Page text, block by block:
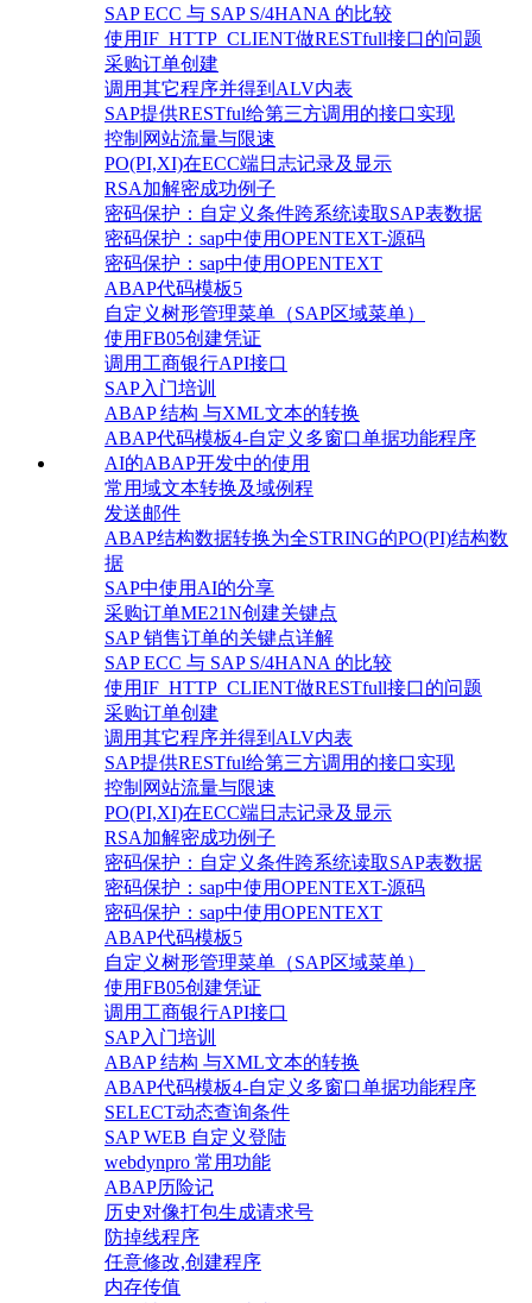
SAP ECC 与 SAP S/4HANA 的比较
使用IF_HTTP_CLIENT做RESTfull接口的问题
采购订单创建
调用其它程序并得到ALV内表
SAP提供RESTful给第三方调用的接口实现
控制网站流量与限速
PO(PI,XI)在ECC端日志记录及显示
RSA加解密成功例子
密码保护：自定义条件跨系统读取SAP表数据
密码保护：sap中使用OPENTEXT-源码
密码保护：sap中使用OPENTEXT
ABAP代码模板5
自定义树形管理菜单（SAP区域菜单）
使用FB05创建凭证
调用工商银行API接口
SAP入门培训
ABAP 结构 与XML文本的转换
ABAP代码模板4-自定义多窗口单据功能程序
AI的ABAP开发中的使用
常用域文本转换及域例程
发送邮件
ABAP结构数据转换为全STRING的PO(PI)结构数
据
SAP中使用AI的分享
采购订单ME21N创建关键点
SAP 销售订单的关键点详解
SAP ECC 与 SAP S/4HANA 的比较
使用IF_HTTP_CLIENT做RESTfull接口的问题
采购订单创建
调用其它程序并得到ALV内表
SAP提供RESTful给第三方调用的接口实现
控制网站流量与限速
PO(PI,XI)在ECC端日志记录及显示
RSA加解密成功例子
密码保护：自定义条件跨系统读取SAP表数据
密码保护：sap中使用OPENTEXT-源码
密码保护：sap中使用OPENTEXT
ABAP代码模板5
自定义树形管理菜单（SAP区域菜单）
使用FB05创建凭证
调用工商银行API接口
SAP入门培训
ABAP 结构 与XML文本的转换
ABAP代码模板4-自定义多窗口单据功能程序
SELECT动态查询条件
SAP WEB 自定义登陆
webdynpro 常用功能
ABAP历险记
历史对像打包生成请求号
防掉线程序
任意修改,创建程序
内存传值